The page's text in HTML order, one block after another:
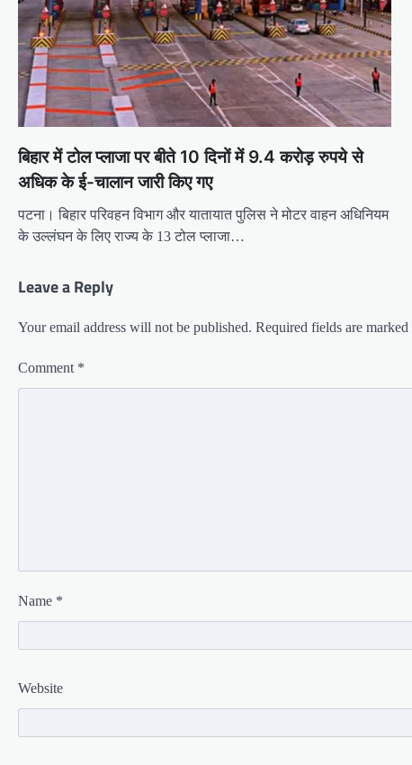
बिहार में टोल प्लाजा पर बीते 10 दिनों में 9.4 करोड़ रुपये से
अधिक के ई-चालान जारी किए गए
पटना। बिहार परिवहन विभाग और यातायात पुलिस ने मोटर वाहन अधिनियम
के उल्लंघन के लिए राज्य के 13 टोल प्लाजा…
Leave a Reply
Your email address will not be published. Required fields are marked
Comment *
Name *
Website